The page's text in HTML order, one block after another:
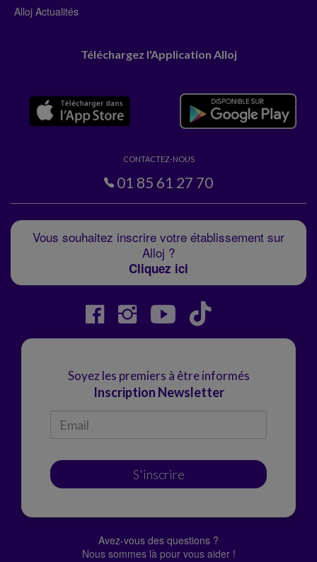
Alloj Actualités
Téléchargez l'Application Alloj
CONTACTEZ-NOUS
01 85 61 27 70
Vous souhaitez inscrire votre établissement sur
Alloj ?
Cliquez ici
Soyez les premiers à être informés
Inscription Newsletter
S'inscrire
Avez-vous des questions ?
Nous sommes là pour vous aider !